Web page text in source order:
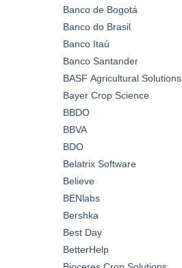
Banco de Bogotá
Banco do Brasil
Banco Itaú
Banco Santander
BASF Agricultural Solutions
Bayer Crop Science
BBDO
BBVA
BDO
Belatrix Software
Believe
BENlabs
Bershka
Best Day
BetterHelp